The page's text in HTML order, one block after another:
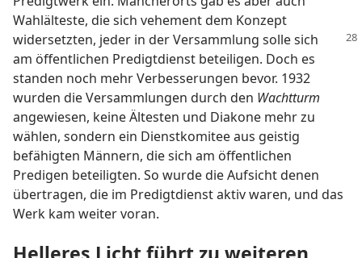
Wahlälteste, die sich vehement dem Konzept
widersetzten, jeder in der Versammlung sollesich
am öffentlichen Predigtdienst beteiligen. Doch es
standen noch mehr Verbesserungen bevor. 1932
wurden die Versammlungen durch den Wachtturm
angewiesen, keine Ältesten und Diakone mehr zu
wählen, sondern ein Dienstkomitee aus geistig
befähigten Männern, die sich am öffentlichen
Predigen beteiligten. So wurde die Aufsicht denen
übertragen, die im Predigtdienst aktiv waren, und das
Werk kam weiter voran.